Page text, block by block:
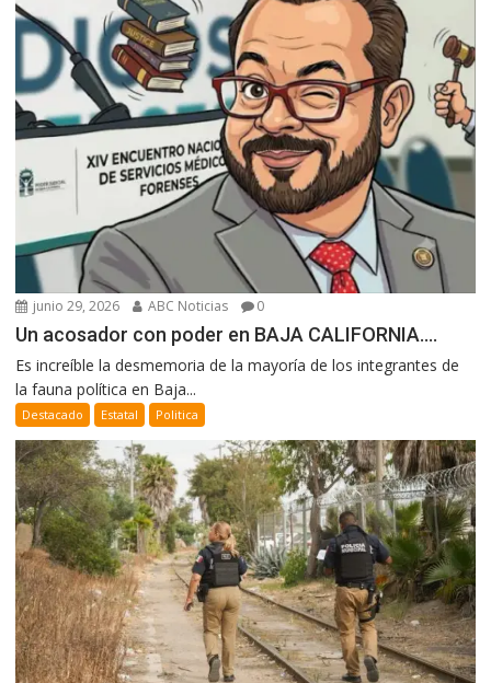
junio 29, 2026 ABC Noticias 0
Un acosador con poder en BAJA CALIFORNIA….
Es increíble la desmemoria de la mayoría de los integrantes de
la fauna política en Baja...
Destacado Estatal Politica